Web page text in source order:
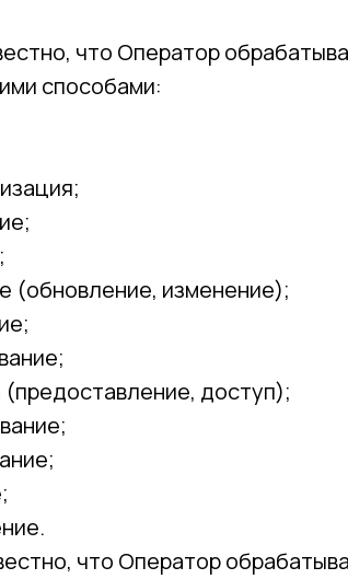
что Оператор
способами:
(обновление, изменение);
доступ);
что Оператор